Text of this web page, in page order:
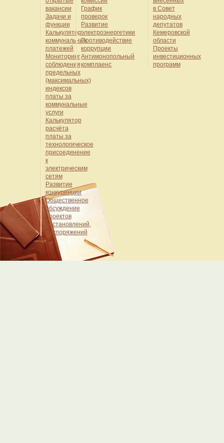
вакансии
Задачи и
функции
Калькулятор
коммунальных
платежей
Мониторинг
соблюдения
предельных
(максимальных)
индексов
платы за
коммунальные
услуги
Калькулятор
расчёта
платы за
технологическое
присоединение
к
электрическим
сетям
Развитие
конкуренции
Общественное
обсуждение
проектов
постановлений,
распоряжений
График
проверок
Развитие
электроэнергетики
Противодействие
коррупции
Антимонопольный
комплаенс
в Совет
народных
депутатов
Кемеровской
области
Проекты
инвестиционных
программ